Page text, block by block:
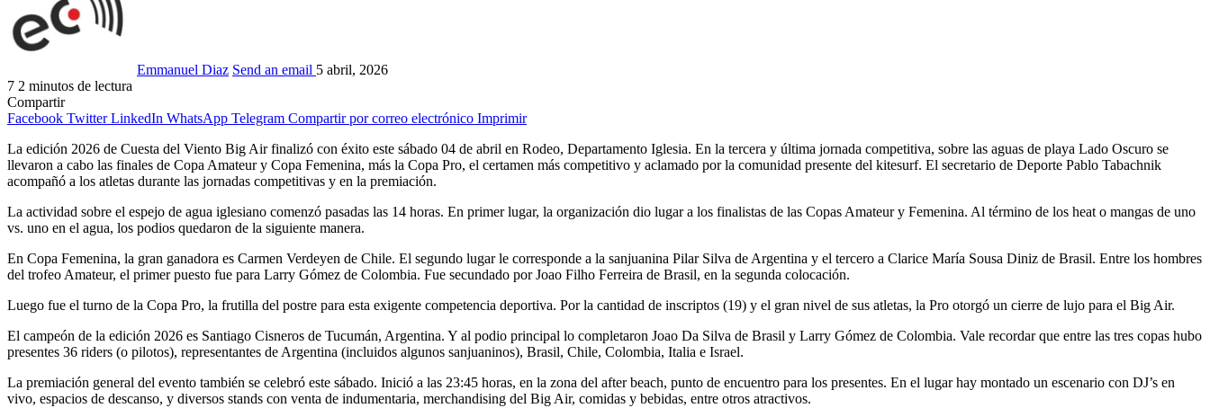
Emmanuel Diaz Send an email 5 abril, 2026
7 2 minutos de lectura
Compartir
Facebook Twitter LinkedIn WhatsApp Telegram Compartir por correo electrónico Imprimir
La edición 2026 de Cuesta del Viento Big Air finalizó con éxito este sábado 04 de abril en Rodeo, Departamento Iglesia. En la tercera y última jornada competitiva, sobre las aguas de playa Lado Oscuro se
llevaron a cabo las finales de Copa Amateur y Copa Femenina, más la Copa Pro, el certamen más competitivo y aclamado por la comunidad presente del kitesurf. El secretario de Deporte Pablo Tabachnik
acompañó a los atletas durante las jornadas competitivas y en la premiación.
La actividad sobre el espejo de agua iglesiano comenzó pasadas las 14 horas. En primer lugar, la organización dio lugar a los finalistas de las Copas Amateur y Femenina. Al término de los heat o mangas de uno
vs. uno en el agua, los podios quedaron de la siguiente manera.
En Copa Femenina, la gran ganadora es Carmen Verdeyen de Chile. El segundo lugar le corresponde a la sanjuanina Pilar Silva de Argentina y el tercero a Clarice María Sousa Diniz de Brasil. Entre los hombres
del trofeo Amateur, el primer puesto fue para Larry Gómez de Colombia. Fue secundado por Joao Filho Ferreira de Brasil, en la segunda colocación.
Luego fue el turno de la Copa Pro, la frutilla del postre para esta exigente competencia deportiva. Por la cantidad de inscriptos (19) y el gran nivel de sus atletas, la Pro otorgó un cierre de lujo para el Big Air.
El campeón de la edición 2026 es Santiago Cisneros de Tucumán, Argentina. Y al podio principal lo completaron Joao Da Silva de Brasil y Larry Gómez de Colombia. Vale recordar que entre las tres copas hubo
presentes 36 riders (o pilotos), representantes de Argentina (incluidos algunos sanjuaninos), Brasil, Chile, Colombia, Italia e Israel.
La premiación general del evento también se celebró este sábado. Inició a las 23:45 horas, en la zona del after beach, punto de encuentro para los presentes. En el lugar hay montado un escenario con DJ’s en
vivo, espacios de descanso, y diversos stands con venta de indumentaria, merchandising del Big Air, comidas y bebidas, entre otros atractivos.